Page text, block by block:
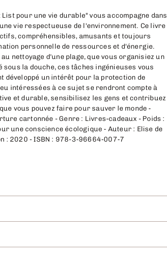
pour une vie durable" vous accompagne dans
vie respectueuse de l'environnement. Ce livre
compréhensibles, amusants et toujours
personnelle de ressources et d'énergie.
nettoyage d'une plage, que vous organisiez un
la douche, ces tâches ingénieuses vous
développé un intérêt pour la protection de
intéressées à ce sujet se rendront compte à
et durable, sensibilisez les gens et contribuez
vous pouvez faire pour sauver le monde -
cartonnée - Genre : Livres-cadeaux - Poids :
une conscience écologique - Auteur : Elise de
: 2020 - ISBN : 978-3-96664-007-7